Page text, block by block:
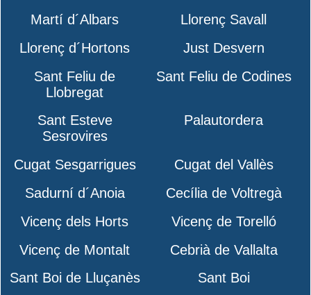
Martí d´Albars
Llorenç Savall
Llorenç d´Hortons
Just Desvern
Sant Feliu de
Llobregat
Sant Feliu de Codines
Sant Esteve
Sesrovires
Palautordera
Cugat Sesgarrigues
Cugat del Vallès
Sadurní d´Anoia
Cecília de Voltregà
Vicenç dels Horts
Vicenç de Torelló
Vicenç de Montalt
Cebrià de Vallalta
Sant Boi de Lluçanès
Sant Boi